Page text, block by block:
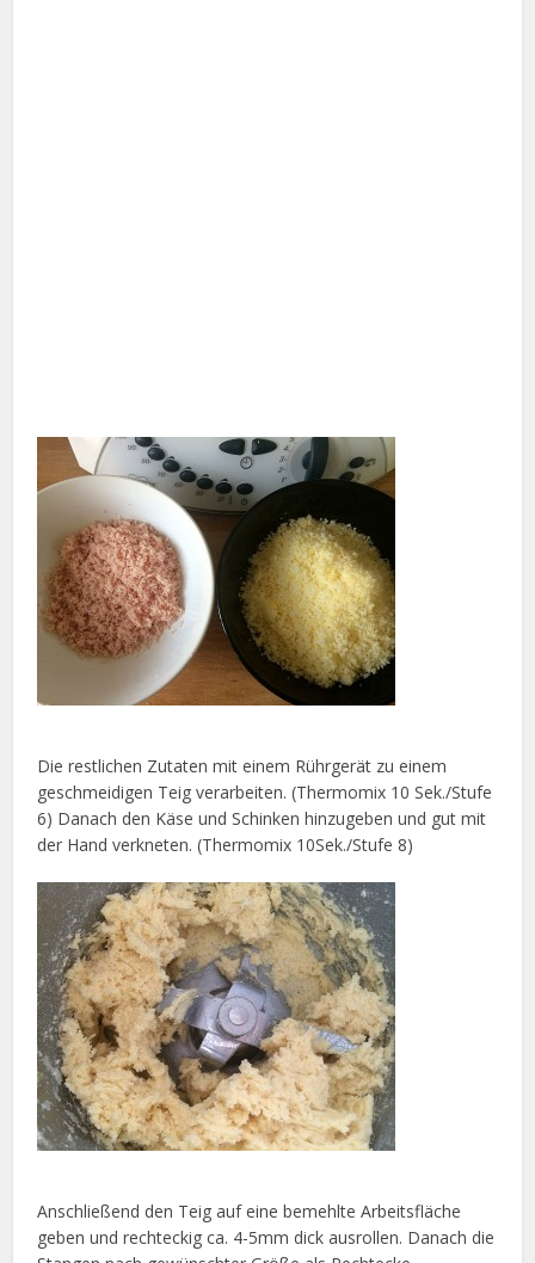
Die restlichen Zutaten mit einem Rührgerät zu einem
geschmeidigen Teig verarbeiten. (Thermomix 10 Sek./Stufe
6) Danach den Käse und Schinken hinzugeben und gut mit
der Hand verkneten. (Thermomix 10Sek./Stufe 8)
Anschließend den Teig auf eine bemehlte Arbeitsfläche
geben und rechteckig ca. 4-5mm dick ausrollen. Danach die